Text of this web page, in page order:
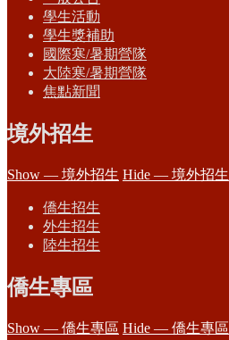
學生活動
學生獎補助
國際寒/暑期營隊
大陸寒/暑期營隊
焦點新聞
境外招生
Show — 境外招生 Hide — 境外招生
僑生招生
外生招生
陸生招生
僑生專區
Show — 僑生專區 Hide — 僑生專區